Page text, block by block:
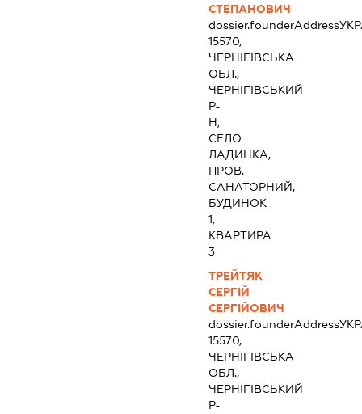
СТЕПАНОВИЧ
dossier.founderAddress
15570,
ЧЕРНІГІВСЬКА
ОБЛ.,
ЧЕРНІГІВСЬКИЙ
Р-
Н,
СЕЛО
ЛАДИНКА,
ПРОВ.
САНАТОРНИЙ,
БУДИНОК
1,
КВАРТИРА
3
ТРЕЙТЯК
СЕРГІЙ
СЕРГІЙОВИЧ
dossier.founderAddress
15570,
ЧЕРНІГІВСЬКА
ОБЛ.,
ЧЕРНІГІВСЬКИЙ
Р-